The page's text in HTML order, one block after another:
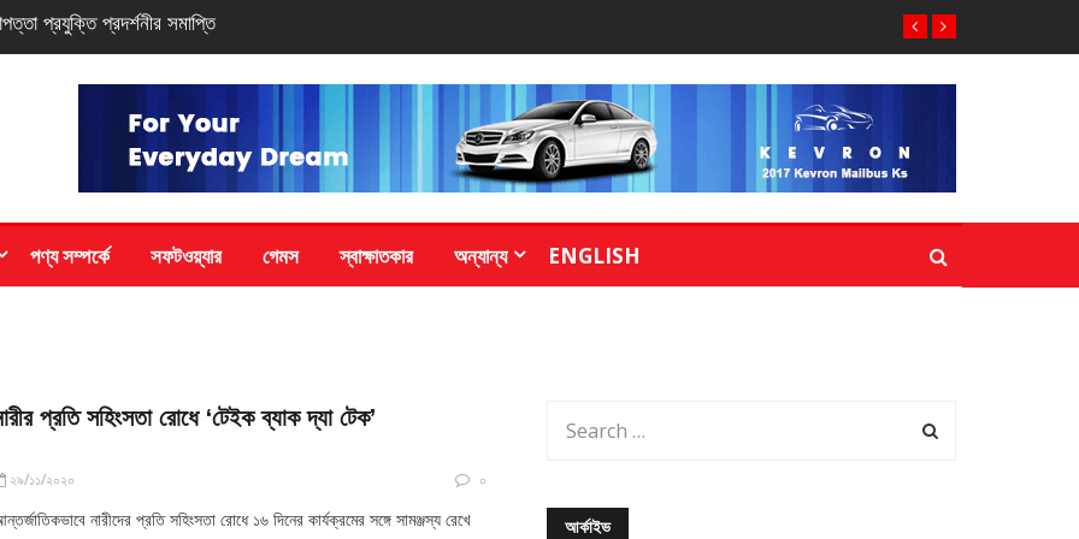
সিরিজ স্মার্টফোন
পণ্য সম্পর্কে সফটওয়্যার গেমস স্বাক্ষাতকার অন্যান্য ENGLISH
প্রতি সহিংসতা রোধে ‘টেইক ব্যাক দ্যা টেক’
২৯/১১/২০২০ ০
নারীদের প্রতি সহিংসতা রোধে ১৬ দিনের কার্যক্রমের সঙ্গে সামঞ্জস্য রেখে
আর্কাইভ